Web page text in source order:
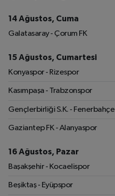
14 Ağustos, Cuma
Galatasaray - Çorum FK
15 Ağustos, Cumartesi
Konyaspor - Rizespor
Kasımpaşa - Trabzonspor
Gençlerbirliği S.K. - Fenerbahçe
Gaziantep FK - Alanyaspor
16 Ağustos, Pazar
Başakşehir - Kocaelispor
Beşiktaş - Eyüpspor